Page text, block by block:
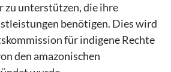
zu unterstützen, die ihre
benötigen. Dies wird
für indigene Rechte
den amazonischen